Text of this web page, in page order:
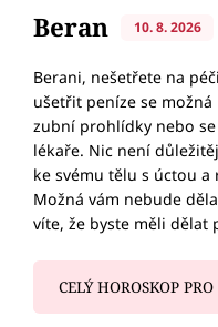
Beran 10. 8. 2026
Berani, nešetřete na
ušetřit peníze se
zubní prohlídky nebo
lékaře. Nic není
ke svému tělu s úctou
Možná vám nebude
víte, že byste měli dělat
CELÝ HOROSKOP